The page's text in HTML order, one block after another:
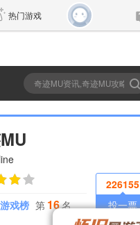
热门游戏
传奇4
226155
投一票
戏榜 第 16名